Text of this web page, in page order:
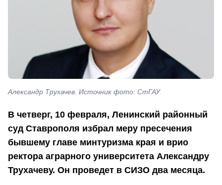
Александр Трухачев. Источник фото: СтГАУ
В четверг, 10 февраля, Ленинский районный
суд Ставрополя избрал меру пресечения
бывшему главе минтуризма края и врио
ректора аграрного университета Александру
Трухачеву. Он проведет в СИЗО два месяца.